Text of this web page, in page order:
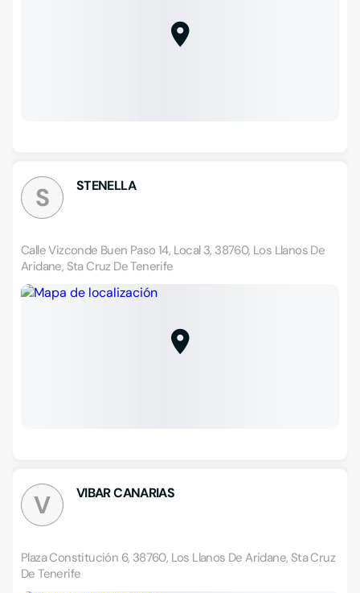
S STENELLA
Calle Vizconde Buen Paso 14, Local 3, 38760, Los Llanos De
Aridane, Sta Cruz De Tenerife
V VIBAR CANARIAS
Plaza Constitución 6, 38760, Los Llanos De Aridane, Sta Cruz
De Tenerife